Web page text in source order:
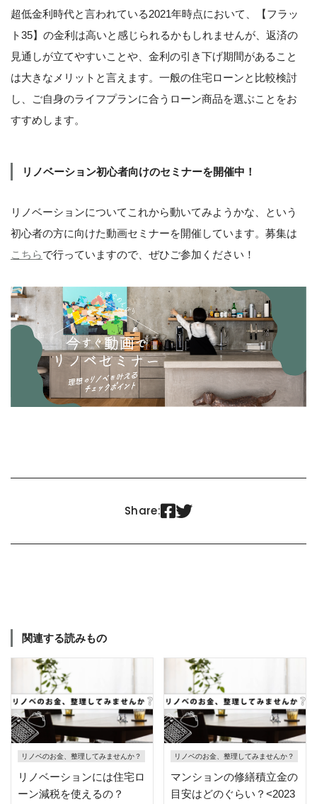
超低金利時代と言われている2021年時点において、【フラッ
ト35】の金利は高いと感じられるかもしれませんが、返済の
見通しが立てやすいことや、金利の引き下げ期間があること
は大きなメリットと言えます。一般の住宅ローンと比較検討
し、ご自身のライフプランに合うローン商品を選ぶことをお
すすめします。
リノベーション初心者向けのセミナーを開催中！
リノベーションについてこれから動いてみようかな、という
初心者の方に向けた動画セミナーを開催しています。募集は
こちらで行っていますので、ぜひご参加ください！
Share:  
関連する読みもの
リノベのお金、整理してみませんか？
リノベーションには住宅ロ
ーン減税を使えるの？
リノベのお金、整理してみませんか？
マンションの修繕積立金の
目安はどのぐらい？<2023